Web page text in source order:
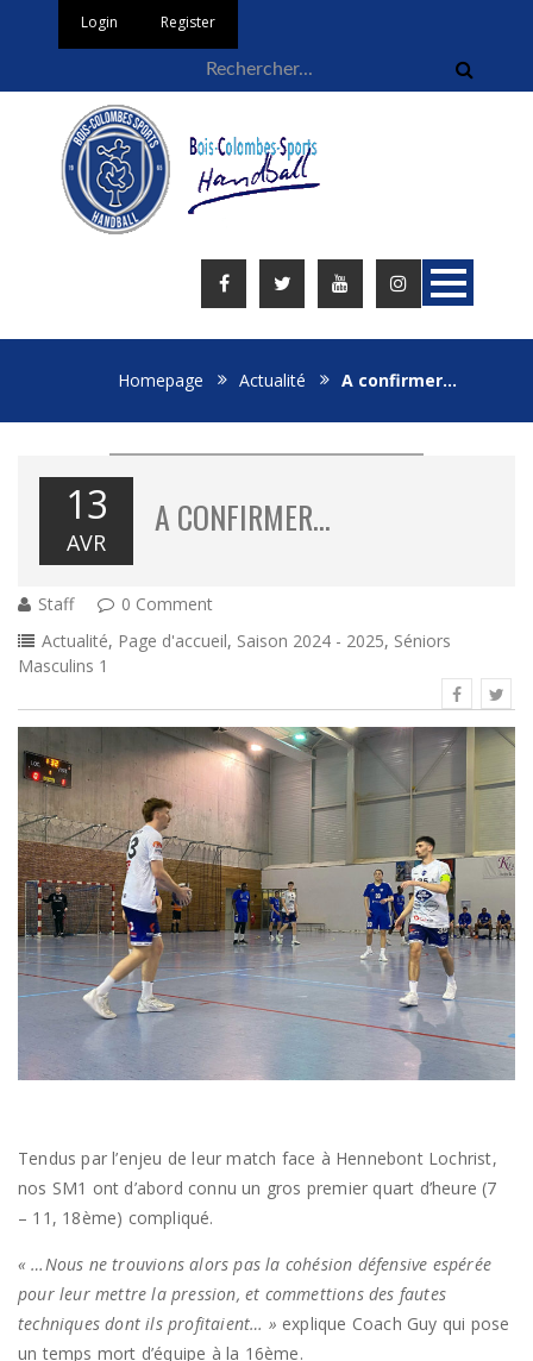
Login Register
Homepage Actualité A confirmer…
13
AVR
A CONFIRMER…
Staff
0 Comment
Actualité, Page d'accueil, Saison 2024 - 2025, Séniors
Masculins 1
Tendus par l’enjeu de leur match face à Hennebont Lochrist,
nos SM1 ont d’abord connu un gros premier quart d’heure (7
– 11, 18ème) compliqué.
« …Nous ne trouvions alors pas la cohésion défensive espérée
pour leur mettre la pression, et commettions des fautes
techniques dont ils profitaient… » explique Coach Guy qui pose
un temps mort d’équipe à la 16ème.